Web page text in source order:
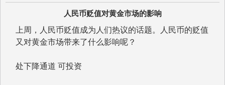
人民币贬值对黄金市场的影响
上周，人民币贬值成为人们热议的话题。人民币的贬值
又对黄金市场带来了什么影响呢？
处下降通道 可投资